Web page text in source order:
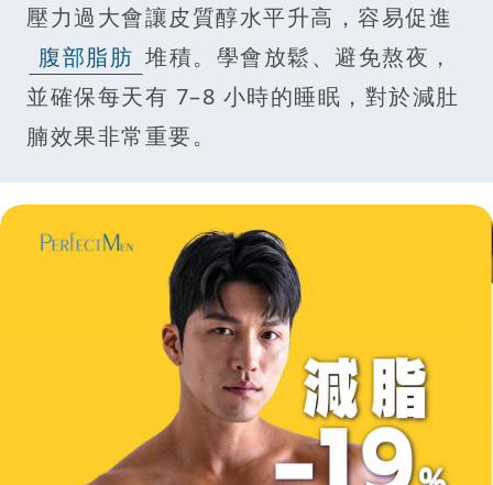
壓力過大會讓皮質醇水平升高，容易促進
腹部脂肪 堆積。學會放鬆、避免熬夜，
並確保每天有 7–8 小時的睡眠，對於減肚
腩效果非常重要。